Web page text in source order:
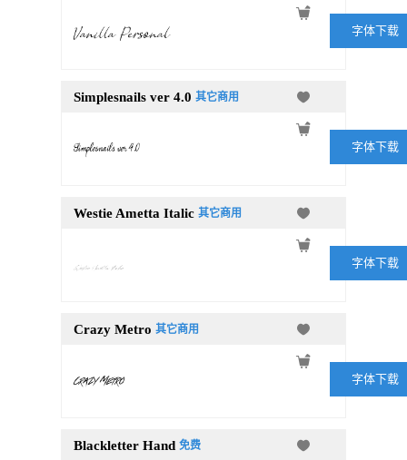
字体下载
Simplesnails ver 4.0其它商用
字体下载
Westie Ametta Italic 其它商用
字体下载
Crazy Metro 其它商用
字体下载
Blackletter Hand 免费